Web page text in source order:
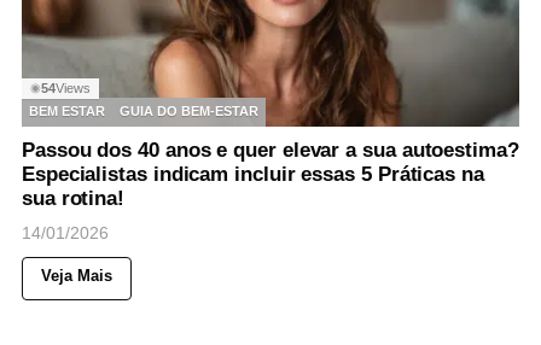
◉54Views
BEM ESTAR
GUIA DO BEM-ESTAR
Passou dos 40 anos e quer elevar a sua autoestima?
Especialistas indicam incluir essas 5 Práticas na
sua rotina!
14/01/2026
Veja Mais